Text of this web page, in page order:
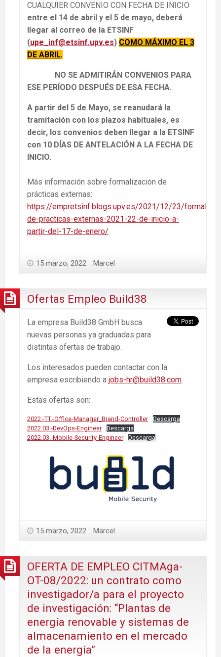
CUALQUIER CONVENIO CON FECHA DE INICIO
entre el 14 de abril y el 5 de mayo, deberá
llegar al correo de la ETSINF
(upe_inf@etsinf.upv.es) COMO MÁXIMO EL 3
DE ABRIL.
NO SE ADMITIRÁN CONVENIOS PARA
ESE PERÍODO DESPUÉS DE ESA FECHA.
A partir del 5 de Mayo, se reanudará la
tramitación con los plazos habituales, es
decir, los convenios deben llegar a la ETSINF
con 10 DÍAS DE ANTELACIÓN A LA FECHA DE
INICIO.
Más información sobre formalización de
prácticas externas:
https://empretsinf.blogs.upv.es/2021/12/23/
de-practicas-externas-2021-22-de-inicio-a-
partir-del-17-de-enero/
15 marzo, 2022 Marcel
Ofertas Empleo Build38
La empresa Build38 GmbH busca
nuevas personas ya graduadas para
distintas ofertas de trabajo.
Los interesados pueden contactar con la
empresa escribiendo a jobs-hr@build38.com.
Estas ofertas son:
2022.-TT.-Office-Manager_Brand-Controller
Descarga
2022.03.-DevOps-Engineer
Descarga
2022.03.-Mobile-Security-Engineer
Descarga
15 marzo, 2022 Marcel
OFERTA DE EMPLEO CITMAga-
OT-08/2022: un contrato como
investigador/a para el proyecto
de investigación: “Plantas de
energía renovable y sistemas de
almacenamiento en el mercado
de la energía”